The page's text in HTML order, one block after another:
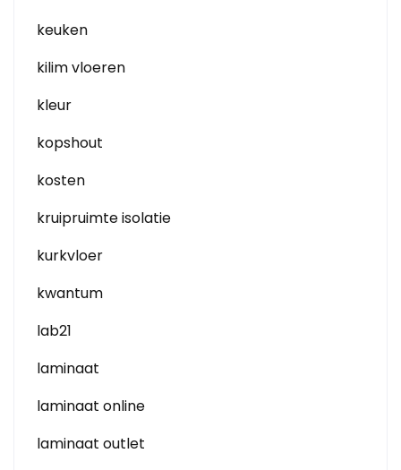
keuken
kilim vloeren
kleur
kopshout
kosten
kruipruimte isolatie
kurkvloer
kwantum
lab21
laminaat
laminaat online
laminaat outlet